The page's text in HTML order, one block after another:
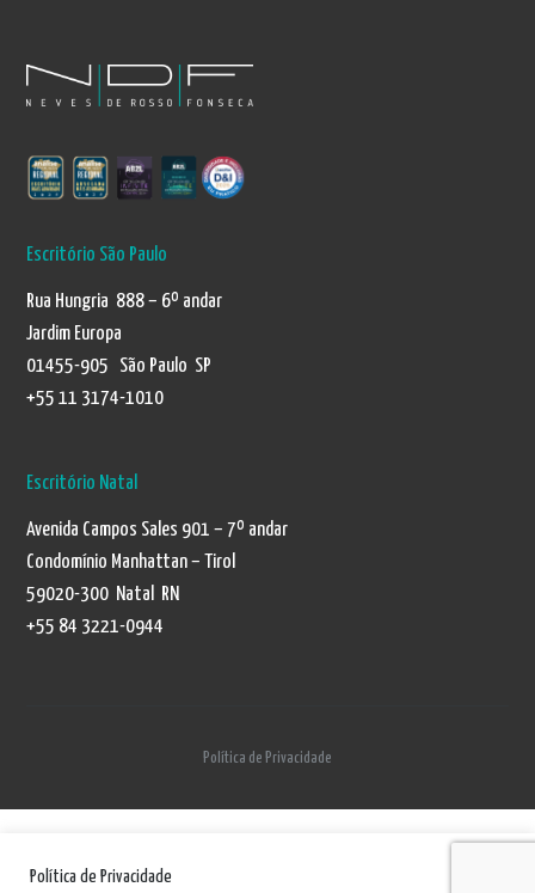
Escritório São Paulo
Rua Hungria 888 – 6º andar
Jardim Europa
01455-905 São Paulo SP
+55 11 3174-1010
Escritório Natal
Avenida Campos Sales 901 – 7º andar
Condomínio Manhattan – Tirol
59020-300 Natal RN
+55 84 3221-0944
Política de Privacidade
Política de Privacidade